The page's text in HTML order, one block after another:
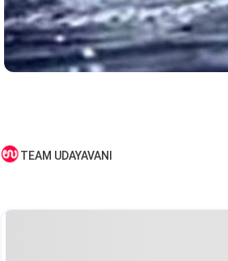
TEAM UDAYAVANI